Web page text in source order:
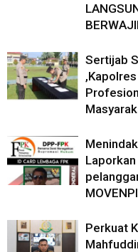
Sertijab
Perkuat